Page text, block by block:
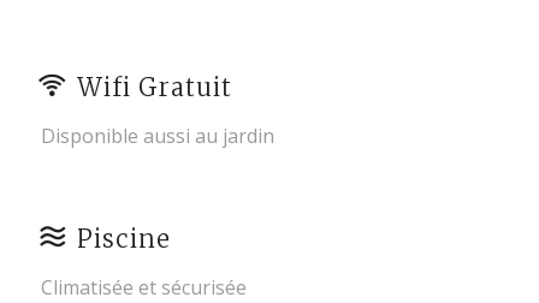
Wifi Gratuit
Disponible aussi au jardin
Piscine
Climatisée et sécurisée